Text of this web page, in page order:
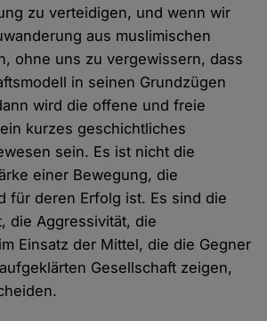
zu verteidigen, und wenn wir
aus muslimischen
ohne uns zu vergewissern, dass
in seinen Grundzügen
wird die offene und freie
kurzes geschichtliches
sein. Es ist nicht die
einer Bewegung, die
für deren Erfolg ist. Es sind die
die Aggressivität, die
Einsatz der Mittel, die die Gegner
Gesellschaft zeigen,